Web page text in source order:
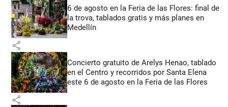
6 de agosto en la Feria de las Flores: final de
la trova, tablados gratis y más planes en
Medellín
share
Concierto gratuito de Arelys Henao, tablado
en el Centro y recorridos por Santa Elena
este 6 de agosto en la Feria de las Flores
share